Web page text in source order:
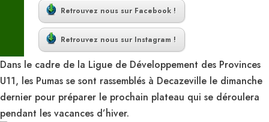
Retrouvez nous sur Facebook !
Retrouvez nous sur Instagram !
Dans le cadre de la Ligue de Développement des Provinces
U11, les Pumas se sont rassemblés à Decazeville le dimanche
dernier pour préparer le prochain plateau qui se déroulera
pendant les vacances d’hiver.